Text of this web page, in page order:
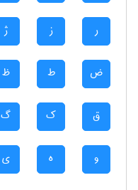
ر ز ژ
ض ط ظ
ق ک گ
و ه ی